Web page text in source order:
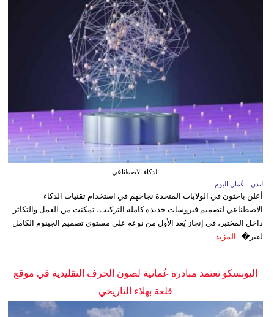
الذكاء الاصطناعي
لندن - عُمان اليوم
أعلن باحثون في الولايات المتحدة نجاحهم في استخدام تقنيات الذكاء
الاصطناعي لتصميم فيروسات جديدة كاملة التركيب، تمكنت من العمل والتكاثر
داخل المختبر، في إنجاز يُعد الأول من نوعه على مستوى تصميم الجينوم الكامل
لفير�... المزيد
اليونسكو تعتمد مبادرة عُمانية لصون الحرف التقليدية في موقع
قلعة بهلاء التاريخي